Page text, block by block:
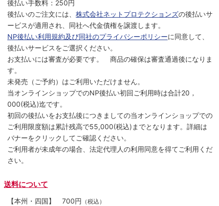
後払い手数料：250円
後払いのご注文には、 株式会社ネットプロテクションズの後払いサ
ービスが適用され、同社へ代金債権を譲渡します。
NP後払い利用規約及び同社のプライバシーポリシーに同意して、
後払いサービスをご選択ください。
お支払いには審査が必要です。 商品の確保は審査通過後になりま
す。
未発売（ご予約）はご利用いただけません。
当オンラインショップでのNP後払い初回ご利用時は合計20，
000(税込)迄です。
初回の後払いをお支払後につきましての当オンラインショップでの
ご利用限度額は累計残高で55,000(税込)までとなります。詳細は
バナーをクリックしてご確認ください。
ご利用者が未成年の場合、法定代理人の利用同意を得てご利用くだ
さい。
送料について
【本州・四国】 700円 （税込）